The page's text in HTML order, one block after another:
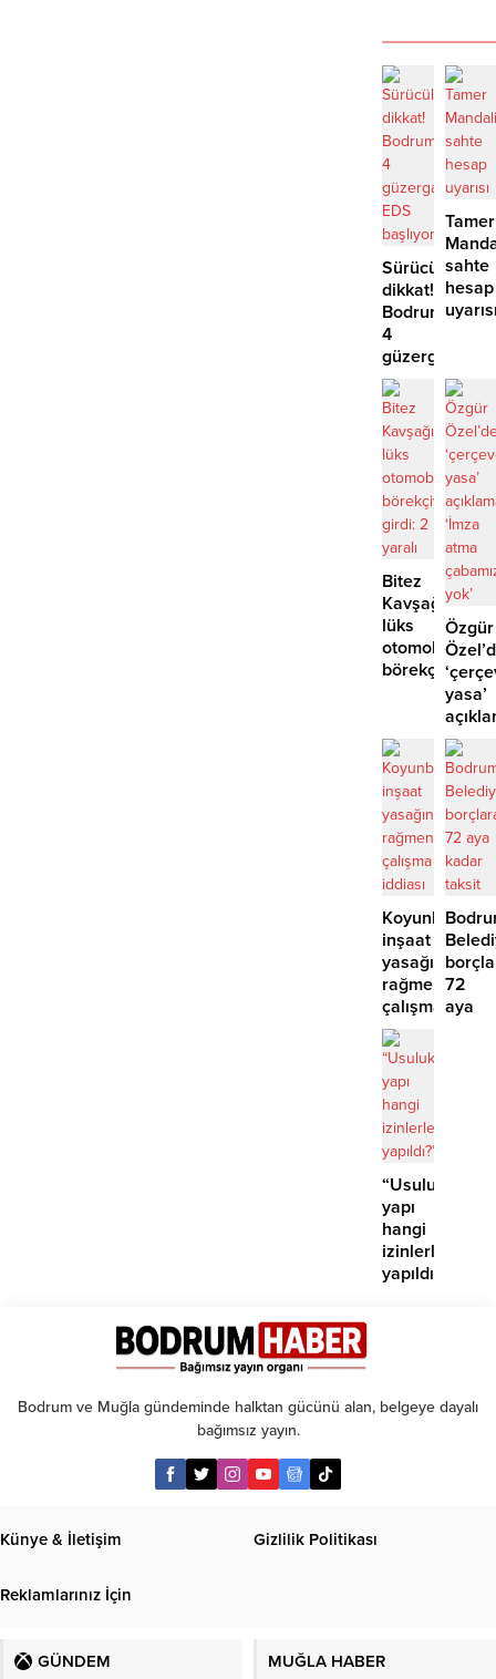
Sürücüler
dikkat!
Bodrum’da
4
güzergahta
EDS
başlıyor
Tamer
sahte
hesap
Bitez
Kavşağı’nda
lüks
otomobil
börekçiye
yaralı
Özgür
yasa’
‘İmza
atma
yok’
Koyunbaba’da
inşaat
yasağına
rağmen
çalışma
iddiası
72
aya
“Usuluk’taki
yapı
hangi
izinlerle
yapıldı?”
Bodrum ve Muğla gündeminde halktan gücünü alan, belgeye dayalı
bağımsız yayın.
Künye & İletişim Gizlilik Politikası
Reklamlarınız İçin
GÜNDEM MUĞLA HABER